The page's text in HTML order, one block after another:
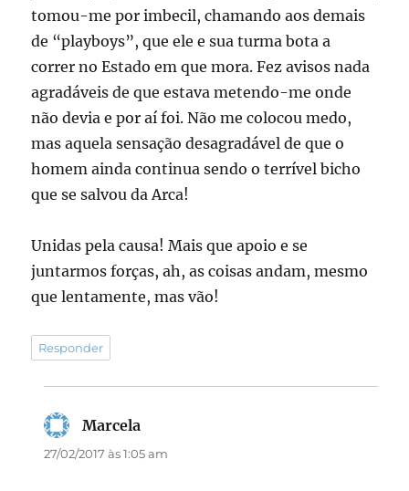
tomou-me por imbecil, chamando aos demais
de “playboys”, que ele e sua turma bota a
correr no Estado em que mora. Fez avisos nada
agradáveis de que estava metendo-me onde
não devia e por aí foi. Não me colocou medo,
mas aquela sensação desagradável de que o
homem ainda continua sendo o terrível bicho
que se salvou da Arca!
Unidas pela causa! Mais que apoio e se
juntarmos forças, ah, as coisas andam, mesmo
que lentamente, mas vão!
Responder
Marcela
27/02/2017 às 1:05 am